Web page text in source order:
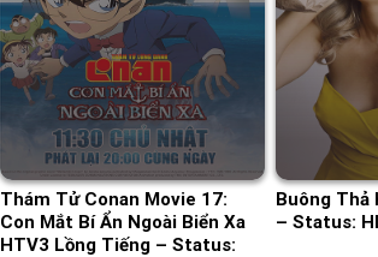
Thám Tử Conan Movie 17:
Con Mắt Bí Ẩn Ngoài Biển Xa
HTV3 Lồng Tiếng – Status:
Buông Thả
– Status: